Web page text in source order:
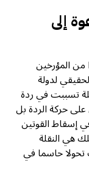
إلى
المؤرخين
لدولة
تسببت في ردة
حركة الردة بل
إسقاط القوتين
هي النقلة
تحولا حاسما في